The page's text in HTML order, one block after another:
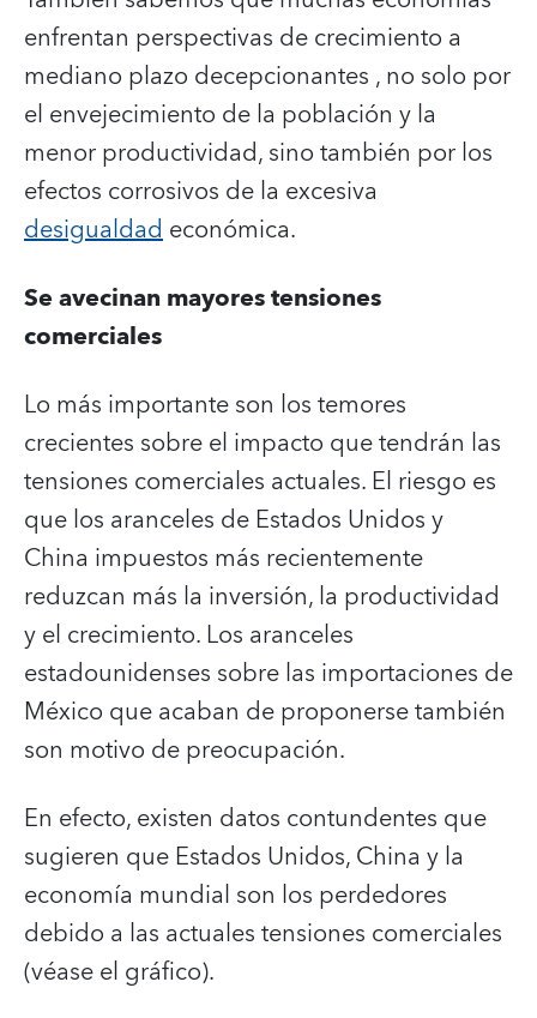
enfrentan perspectivas de crecimiento a
mediano plazo decepcionantes , no solo por
el envejecimiento de la población y la
menor productividad, sino también por los
efectos corrosivos de la excesiva
desigualdadeconómica.
Se avecinan mayores tensiones
comerciales
Lo más importante son los temores
crecientes sobre el impacto que tendrán las
tensiones comerciales actuales. El riesgo es
que los aranceles de Estados Unidos y
China impuestos más recientemente
reduzcan más la inversión, la productividad
y el crecimiento. Los aranceles
estadounidenses sobre las importaciones de
México que acaban de proponerse también
son motivo de preocupación.
En efecto, existen datos contundentes que
sugieren que Estados Unidos, China y la
economía mundial son los perdedores
debido a las actuales tensiones comerciales
(véase el gráfico).